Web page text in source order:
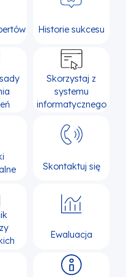
Historie sukcesu
Skorzystaj z
systemu
informatycznego
Skontaktuj się
Ewaluacja